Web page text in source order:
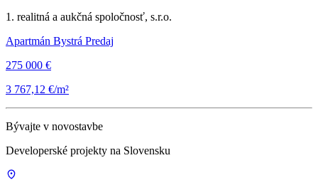
1. realitná a aukčná spoločnosť, s.r.o.
Apartmán Bystrá Predaj
275 000 €
3 767,12 €/m²
Bývajte v novostavbe
Developerské projekty na Slovensku